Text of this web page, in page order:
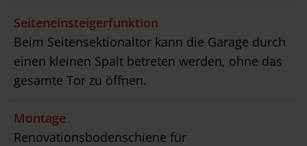
Seiteneinsteigerfunktion
Beim Seitensektionaltor kann die Garage durch
einen kleinen Spalt betreten werden, ohne das
gesamte Tor zu öffnen.
Montage
Renovationsbodenschiene für